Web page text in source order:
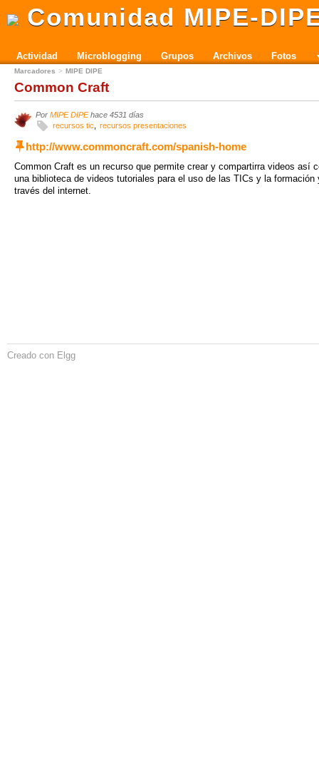
Comunidad MIPE-
Actividad Microblogging Grupos Archivos Fotos
Marcadores MIPE DIPE
Common Craft
Por MIPE DIPE hace 4531 días
recursos tic
recursos presentaciones
http://www.commoncraft.com/spanish-home
Common Craft es un recurso que permite crear y compartirra videos así
una biblioteca de videos tutoriales para el uso de las TICs y la formación
través del internet.
Creado con Elgg